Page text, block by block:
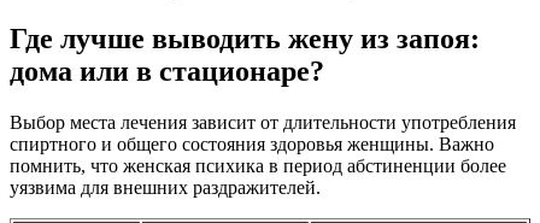
Где лучше выводить жену из запоя:
дома или в стационаре?
Выбор места лечения зависит от длительности употребления
спиртного и общего состояния здоровья женщины. Важно
помнить, что женская психика в период абстиненции более
уязвима для внешних раздражителей.